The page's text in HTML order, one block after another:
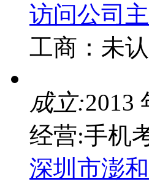
访问公司
工商： 未
成立:2013
经营:手机
深圳市澎